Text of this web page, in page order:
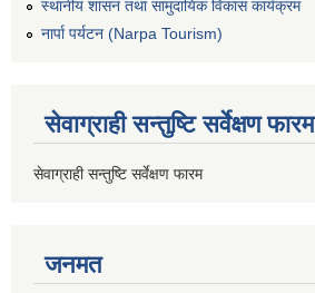
स्थानीय शासन तथा सामुदायिक विकास कार्यक्रम
नार्पा पर्यटन (Narpa Tourism)
सेवाग्राही सन्तुष्टि सर्वेक्षण फारम
सेवाग्राही सन्तुष्टि सर्वेक्षण फारम
जनमत